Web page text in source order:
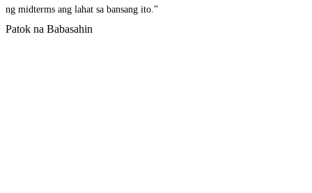
ng midterms ang lahat sa bansang ito.”
Patok na Babasahin